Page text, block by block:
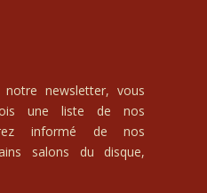
newsletter, vous
une liste de nos
informé de nos
salons du disque,